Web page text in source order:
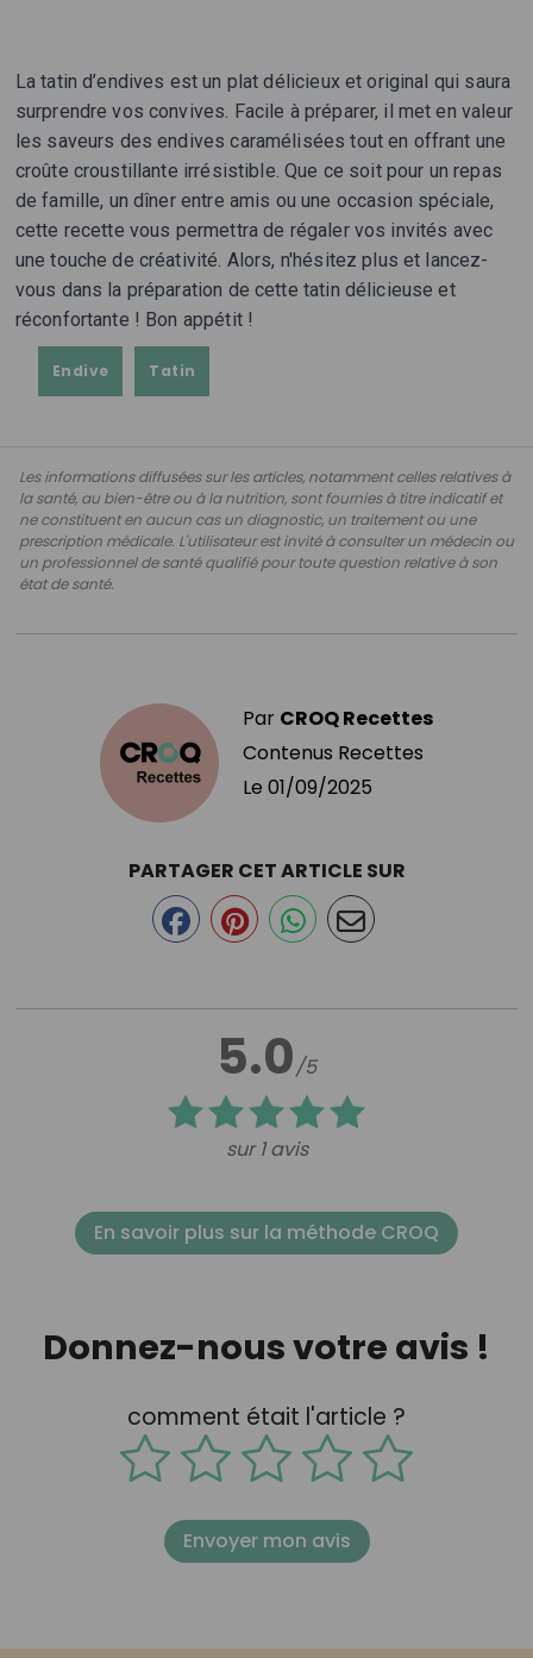
La tatin d’endives est un plat délicieux et original qui saura
surprendre vos convives. Facile à préparer, il met en valeur
les saveurs des endives caramélisées tout en offrant une
croûte croustillante irrésistible. Que ce soit pour un repas
de famille, un dîner entre amis ou une occasion spéciale,
cette recette vous permettra de régaler vos invités avec
une touche de créativité. Alors, n'hésitez plus et lancez-
vous dans la préparation de cette tatin délicieuse et
réconfortante ! Bon appétit !
Endive Tatin
Les informations diffusées sur les articles, notamment celles relatives à
la santé, au bien-être ou à la nutrition, sont fournies à titre indicatif et
ne constituent en aucun cas un diagnostic, un traitement ou une
prescription médicale. L'utilisateur est invité à consulter un médecin ou
un professionnel de santé qualifié pour toute question relative à son
état de santé.
Par CROQ Recettes
Contenus Recettes
Le 01/09/2025
5.0/5
sur 1 avis
PARTAGER CET ARTICLE SUR
En savoir plus sur la méthode CROQ
Donnez-nous votre avis !
comment était l'article ?
Envoyer mon avis